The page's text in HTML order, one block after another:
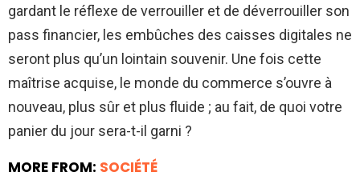
gardant le réflexe de verrouiller et de déverrouiller son
pass financier, les embûches des caisses digitales ne
seront plus qu’un lointain souvenir. Une fois cette
maîtrise acquise, le monde du commerce s’ouvre à
nouveau, plus sûr et plus fluide ; au fait, de quoi votre
panier du jour sera-t-il garni ?
MORE FROM: SOCIÉTÉ